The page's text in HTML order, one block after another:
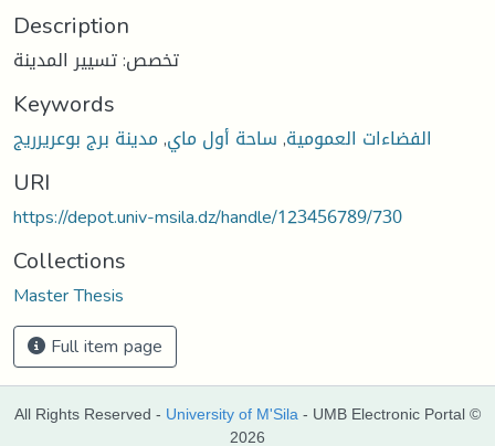
Description
تخصص: تسيير المدينة
Keywords
الفضاءات العمومية,ساحة أول ماي,مدينة برج بوعريرريج
URI
https://depot.univ-msila.dz/handle/123456789/730
Collections
Master Thesis
Full item page
All Rights Reserved - University of M'Sila - UMB Electronic Portal ©
2026